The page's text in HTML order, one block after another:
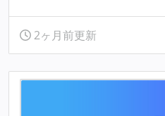
2ヶ月前更新